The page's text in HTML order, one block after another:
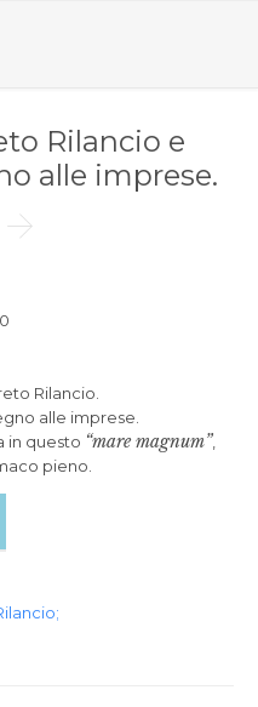
Rilancio e
alle imprese.

Rilancio.
alle imprese.
in questo “mare magnum”,
pieno.